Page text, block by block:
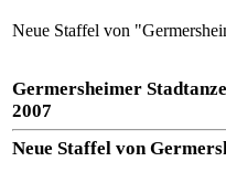
Neue Staffel von
Germersheimer
2007
Neue Staffel von